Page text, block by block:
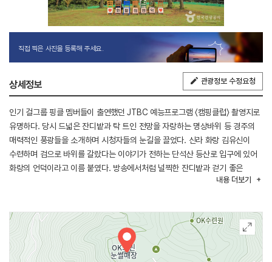
직접 찍은 사진을 등록해 주세요.
상세정보 관광정보 수정요청
인기 걸그룹 핑클 멤버들이 출연했던 JTBC 예능프로그램 〈캠핑클럽〉 촬영지로
유명하다. 당시 드넓은 잔디밭과 탁 트인 전망을 자랑하는 명상바위 등 경주의
매력적인 풍광들을 소개하며 시청자들의 눈길을 끌었다. 신라 화랑 김유신이
수련하며 검으로 바위를 갈랐다는 이야기가 전하는 단석산 등산로 입구에 있어
화랑의 언덕이라고 이름 붙였다. 방송에서처럼 널찍한 잔디밭과 걷기 좋은
산책로, 서정적인 풍경의 저수지가 한데 어우러져 느긋하게 쉬어가기 좋다.
수 있다. 웅장한 산자락이 한눈에 들어오는 명상바위와 저수지 내에 마련된
테이블 등은 인기 포토존으로 꼽힌다. 현재 관람 시간 내에 산책과 피크닉만
가능하고 캠핑이나 차박은 불가하다.
내용 더보기